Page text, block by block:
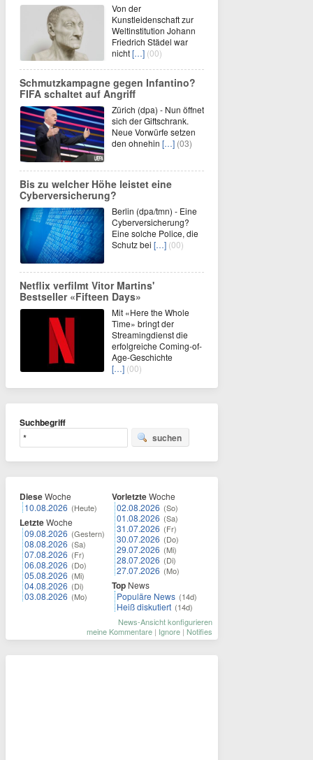
Von der
Kunstleidenschaft zur
Weltinstitution Johann
Friedrich Städel war
nicht[…] (00)
Schmutzkampagne gegen Infantino?
FIFA schaltet auf Angriff
Zürich (dpa) - Nun öffnet
sich der Giftschrank.
Neue Vorwürfe setzen
den ohnehin […] (03)
Bis zu welcher Höhe leistet eine
Cyberversicherung?
Berlin (dpa/tmn) - Eine
Cyberversicherung?
Eine solche Police, die
Schutz bei […] (00)
Netflix verfilmt Vitor Martins'
Bestseller «Fifteen Days»
Mit «Here the Whole
Time» bringt der
Streamingdienst die
erfolgreiche Coming-of-
Age-Geschichte
[…] (00)
Suchbegriff
suchen
DieseWoche
10.08.2026 (Heute)
LetzteWoche
09.08.2026 (Gestern)
08.08.2026 (Sa)
07.08.2026 (Fr)
06.08.2026 (Do)
05.08.2026 (Mi)
04.08.2026 (Di)
03.08.2026 (Mo)
VorletzteWoche
02.08.2026 (So)
01.08.2026 (Sa)
31.07.2026 (Fr)
30.07.2026 (Do)
29.07.2026 (Mi)
28.07.2026 (Di)
27.07.2026 (Mo)
Top News
Populäre News (14d)
Heiß diskutiert (14d)
News-Ansicht konfigurieren
meine Kommentare | Ignore | Notifies